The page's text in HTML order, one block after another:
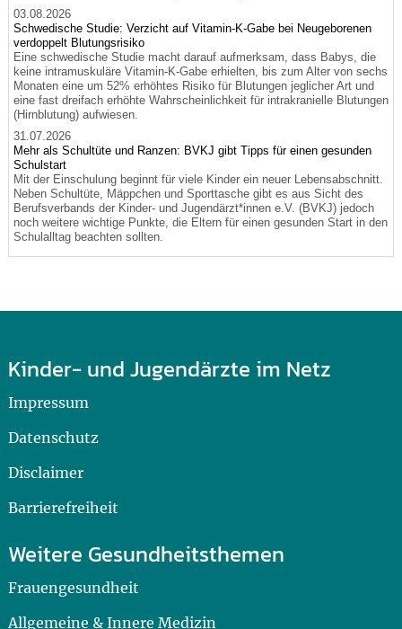
03.08.2026
Schwedische Studie: Verzicht auf Vitamin-K-Gabe bei Neugeborenen
verdoppelt Blutungsrisiko
Eine schwedische Studie macht darauf aufmerksam, dass Babys, die
keine intramuskuläre Vitamin-K-Gabe erhielten, bis zum Alter von sechs
Monaten eine um 52% erhöhtes Risiko für Blutungen jeglicher Art und
eine fast dreifach erhöhte Wahrscheinlichkeit für intrakranielle Blutungen
(Hirnblutung) aufwiesen.
31.07.2026
Mehr als Schultüte und Ranzen: BVKJ gibt Tipps für einen gesunden
Schulstart
Mit der Einschulung beginnt für viele Kinder ein neuer Lebensabschnitt.
Neben Schultüte, Mäppchen und Sporttasche gibt es aus Sicht des
Berufsverbands der Kinder- und Jugendärzt*innen e.V. (BVKJ) jedoch
noch weitere wichtige Punkte, die Eltern für einen gesunden Start in den
Schulalltag beachten sollten.
Kinder- und Jugendärzte im Netz
Impressum
Datenschutz
Disclaimer
Barrierefreiheit
Weitere Gesundheitsthemen
Frauengesundheit
Allgemeine & Innere Medizin